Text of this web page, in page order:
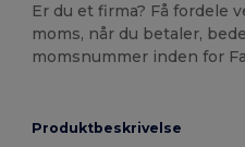
Er du et firma? Få fordele
moms, når du betaler,
momsnummer inden for
Produktbeskrivelse